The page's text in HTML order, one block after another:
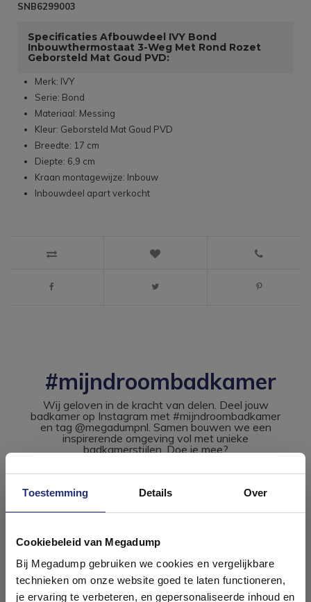
Toestemming Details Over
Cookiebeleid van Megadump
Bij Megadump gebruiken we cookies en vergelijkbare
technieken om onze website goed te laten functioneren,
je ervaring te verbeteren, en gepersonaliseerde inhoud en
SNB6299003
Specificaties Afbouwdeel IVY Bond
Inbouwthermostaat 3-Weg Met Rond Rozet
Geborsteld Mat Goud PVD:
Merk: IVY
Serie: Bond
Materiaal: Messing
Kleur: Geborsteld Mat Goud PVD
Breedte: 17 cm
Diepte: 6,9 cm
Kraan montagewijze: Inbouw
Inbouwdeel apart verkocht
#mijndroombadkamer
Wij geloven in de kracht van delen. Deel jouw
badkamer op Instagram met #mijndroombadkamer
en tag @megadumpnl. Samen bouwen we een
inspirerende omgeving vol met unieke
badkamerstijlen. Doe je mee?
badkamers in onze 1000 m²
showroom
Laat je inspireren door 21 volledig ingerichte